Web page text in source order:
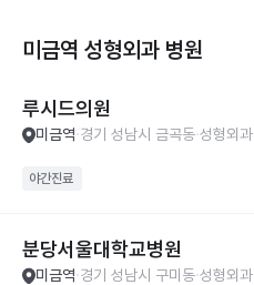
미금역 성형외과 병원
루시드의원
미금역 경기 성남시 금곡동 성형외과
야간진료
분당서울대학교병원
미금역 경기 성남시 구미동 성형외과